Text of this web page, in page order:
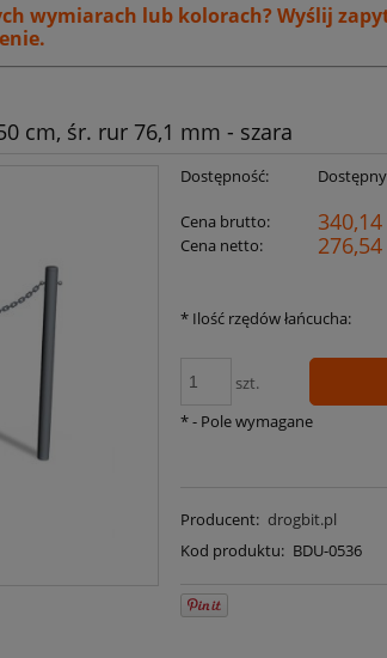
wymiarach lub kolorach? Wyślij
cm, śr. rur 76,1 mm - szara
Dostępność: Dostępny
Cena brutto: 340,14
Cena netto: 276,54
* Ilość rzędów łańcucha:
szt.
*- Pole wymagane
Producent: drogbit.pl
Kod produktu: BDU-0536